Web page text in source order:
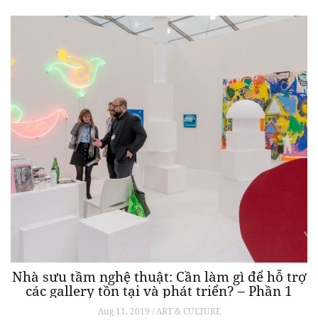
Nhà sưu tầm nghệ thuật: Cần làm gì để hỗ trợ
các gallery tồn tại và phát triển? – Phần 1
Aug 11, 2019 / ART & CULTURE